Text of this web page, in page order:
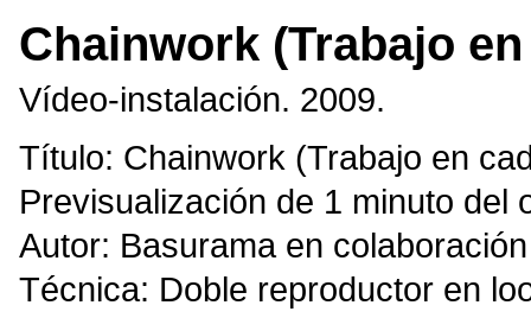
Chainwork (Trabajo
Vídeo-instalación. 2009.
Título: Chainwork (Trabajo en
Previsualización de 1 minuto del
Autor: Basurama en
Técnica: Doble reproductor en